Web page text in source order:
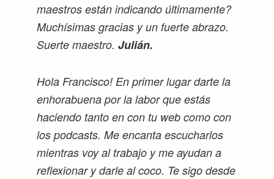
maestros están indicando últimamente?
Muchísimas gracias y un fuerte abrazo.
Suerte maestro. Julián.
Hola Francisco! En primer lugar darte la
enhorabuena por la labor que estás
haciendo tanto en con tu web como con
los podcasts. Me encanta escucharlos
mientras voy al trabajo y me ayudan a
reflexionar y darle al coco. Te sigo desde